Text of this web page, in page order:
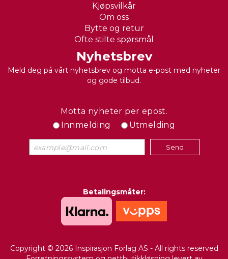
Kjøpsvilkår
Om oss
Bytte og retur
Ofte stilte spørsmål
Nyhetsbrev
Meld deg på vårt nyhetsbrev og motta e-post med nyheter
og gode tilbud.
Motta nyheter per epost.
Innmelding
Utmelding
Betalingsmåter:
Copyright © 2026 Inspirasjon Forlag AS - All rights reserved